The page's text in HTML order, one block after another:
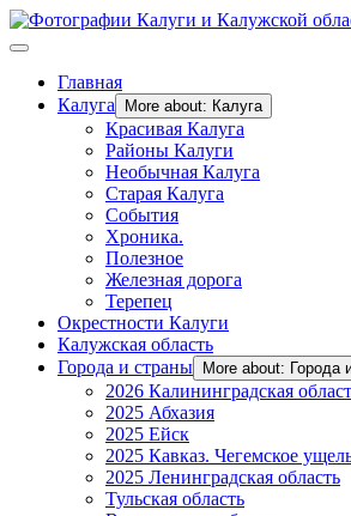
Главная
Калуга
More about: Калуга
Красивая Калуга
Районы Калуги
Необычная Калуга
Старая Калуга
События
Хроника.
Полезное
Железная дорога
Терепец
Окрестности Калуги
Калужская область
Города и страны
More about: Города
2026 Калининградская
2025 Абхазия
2025 Ейск
2025 Кавказ. Чегемское
2025 Ленинградская область
Тульская область